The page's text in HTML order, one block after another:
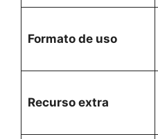
Formato de uso
Recurso extra